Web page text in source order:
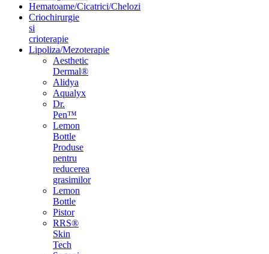
Hematoame/Cicatrici/Chelozi
Criochirurgie
si
crioterapie
Lipoliza/Mezoterapie
Aesthetic
Dermal®
Alidya
Aqualyx
Dr.
Pen™
Lemon
Bottle
Produse
pentru
reducerea
grasimilor
Lemon
Bottle
Pistor
RRS®
Skin
Tech